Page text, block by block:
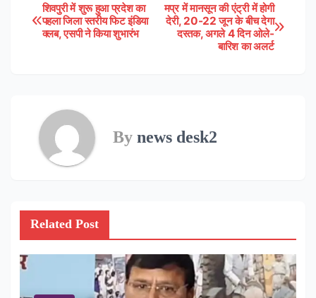
Post
navigation
मप्र में मानसून की एंट्री में होगी
देरी, 20-22 जून के बीच देगा
दस्तक, अगले 4 दिन ओले-
बारिश का अलर्ट
शिवपुरी में शुरू हुआ प्रदेश का
पहला जिला स्तरीय फिट इंडिया
क्लब, एसपी ने किया शुभारंभ
By news desk2
Related Post